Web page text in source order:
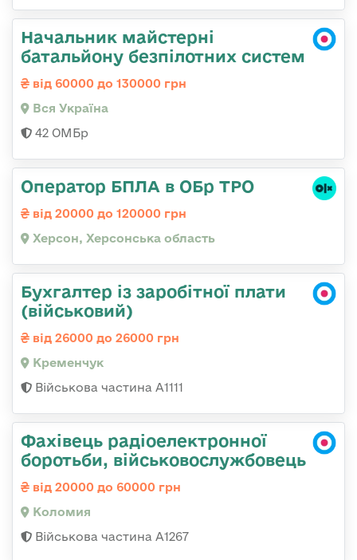
Начальник майстерні
батальйону безпілотних систем
від 60000 до 130000 грн
Вся Україна
42 ОМБр
Оператор БПЛА в ОБр ТРО
від 20000 до 120000 грн
Херсон, Херсонська область
Бухгалтер із заробітної плати
(військовий)
від 26000 до 26000 грн
Кременчук
Військова частина А1111
Фахівець радіоелектронної
боротьби, військовослужбовець
від 20000 до 60000 грн
Коломия
Військова частина А1267